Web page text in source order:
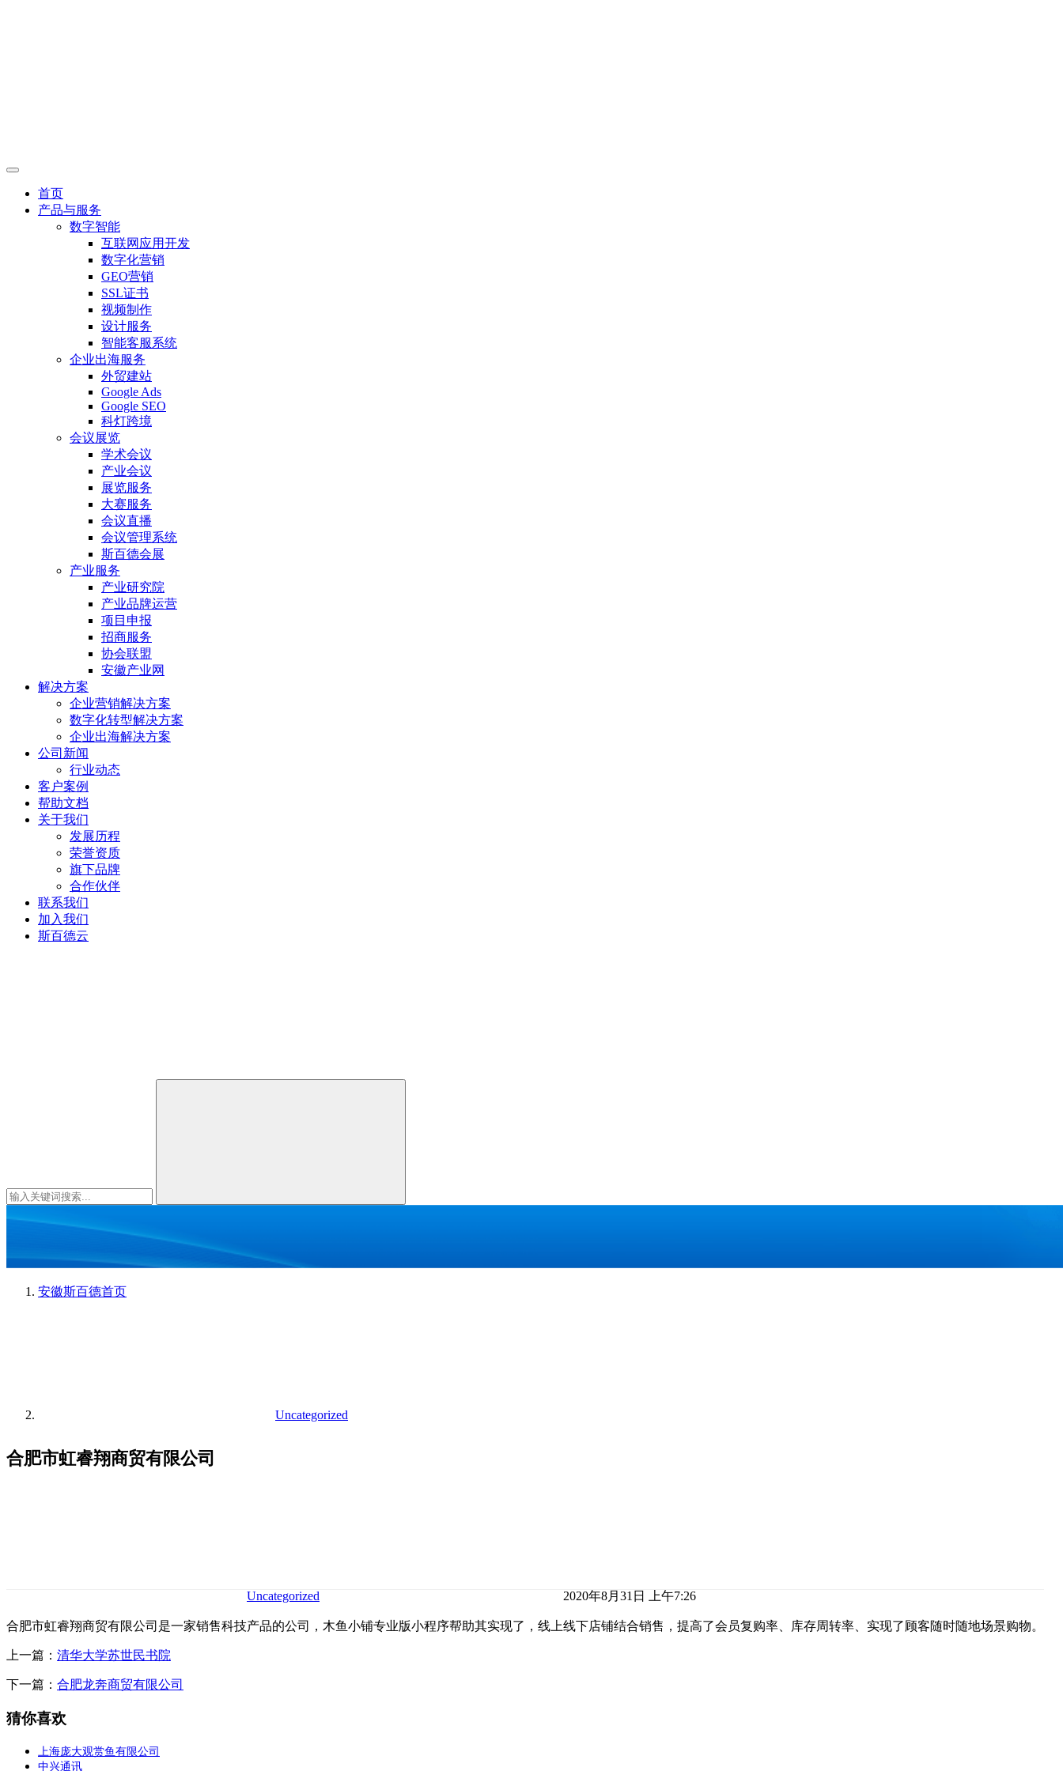
首页
产品与服务
数字智能
互联网应用开发
数字化营销
GEO营销
SSL证书
视频制作
设计服务
智能客服系统
企业出海服务
外贸建站
Google Ads
Google SEO
科灯跨境
会议展览
学术会议
产业会议
展览服务
大赛服务
会议直播
会议管理系统
斯百德会展
产业服务
产业研究院
产业品牌运营
项目申报
招商服务
协会联盟
安徽产业网
解决方案
企业营销解决方案
数字化转型解决方案
企业出海解决方案
公司新闻
行业动态
客户案例
帮助文档
关于我们
发展历程
荣誉资质
旗下品牌
合作伙伴
联系我们
加入我们
斯百德云
安徽斯百德首页
Uncategorized
合肥市虹睿翔商贸有限公司
Uncategorized 2020年8月31日 上午7:26
合肥市虹睿翔商贸有限公司是一家销售科技产品的公司，木鱼小铺专业版小程序帮助其实现了，线上线下店铺结合销售，提高了会员复购率、库存周转率、实现了顾客随时随地场景购物。
上一篇： 清华大学苏世民书院
下一篇： 合肥龙奔商贸有限公司
猜你喜欢
上海庞大观赏鱼有限公司
中兴通讯